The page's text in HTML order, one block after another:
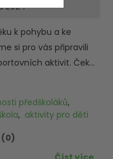
2024
k pohybu a ke
si pro vás připravili
aktivit. Ček...
předškoláků,
, aktivity pro děti